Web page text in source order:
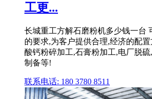
工更...
长城重工方解石磨粉机多少钱一台
的要求,为客户提供合理,经济的配
酸钙粉碎加工,石膏粉加工,电厂脱
制备等!
联系电话: 180 3780 8511